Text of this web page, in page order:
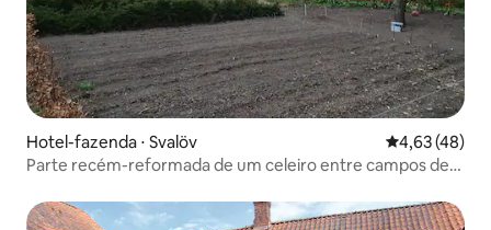
Hotel-fazenda ⋅ Svalöv 4,63 de uma
4,63 (48)
Parte recém-reformada de um celeiro entre campos de